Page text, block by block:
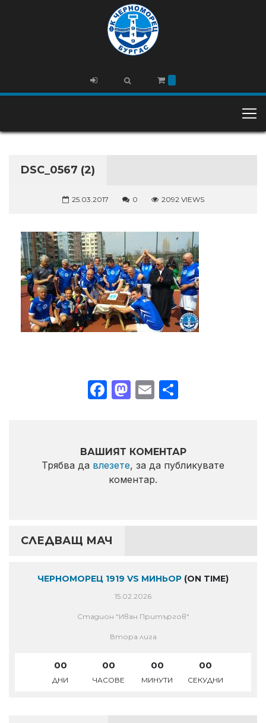
DSC_0567 (2)
25.03.2017 0 2092 VIEWS
Facebook
Mastodon
Email
ВАШИЯТ КОМЕНТАР
Трябва да влезете, за да публикувате
коментар.
СЛЕДВАЩ МАЧ
ЧЕРНОМОРЕЦ 1919 VS МИНЬОР (ON TIME)
15.02.2026
Стадион "Иван Притъргов"
Втора лига
00
ДНИ
00
ЧАСОВЕ
00
МИНУТИ
00
СЕКУДНИ